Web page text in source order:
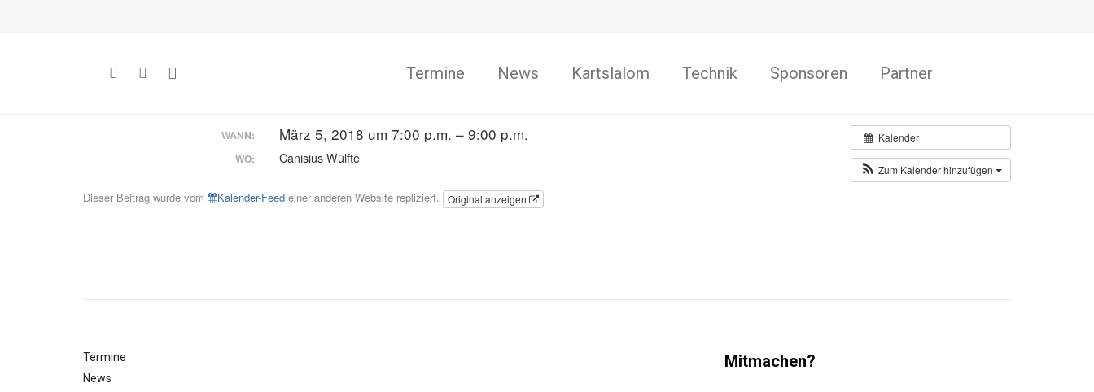
Termine News Kartslalom Technik Sponsoren Partner
Kalender
Zum Kalender hinzufügen
WANN: März 5, 2018 um 7:00 p.m. – 9:00 p.m.
WO: Canisius Wülfte
Dieser Beitrag wurde vom Kalender-Feed einer anderen Website repliziert. Original anzeigen
Termine
News
Mitmachen?